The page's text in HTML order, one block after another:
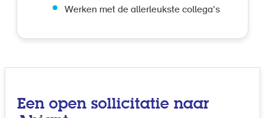
Werken met de allerleukste collega's
Een open sollicitatie naar